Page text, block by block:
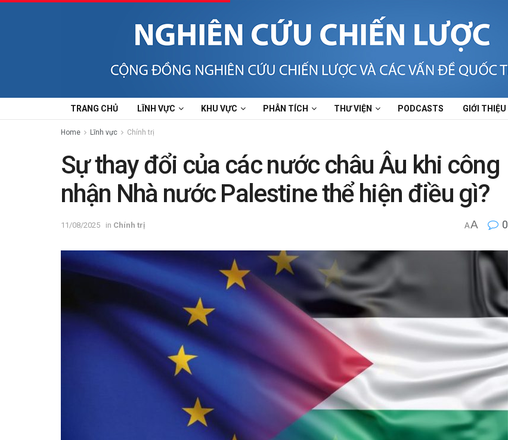
TRANG CHỦ LĨNH VỰC KHU VỰC PHÂN TÍCH THƯ VIỆN PODCASTS GIỚI THIỆU
Home Lĩnh vực Chính trị
Sự thay đổi của các nước châu Âu khi công
nhận Nhà nước Palestine thể hiện điều gì?
11/08/2025 in Chính trị AA 0